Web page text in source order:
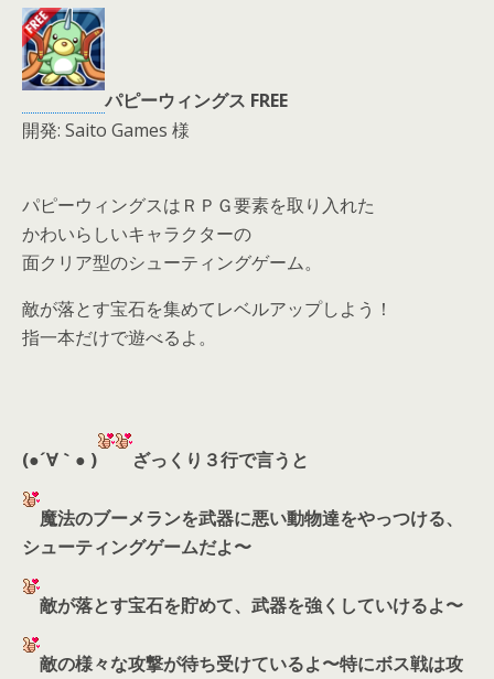
パピーウィングス FREE
開発: Saito Games 様
パピーウィングスはＲＰＧ要素を取り入れた
かわいらしいキャラクターの
面クリア型のシューティングゲーム。
敵が落とす宝石を集めてレベルアップしよう！
指一本だけで遊べるよ。
(●´∀｀● ) ざっくり３行で言うと
魔法のブーメランを武器に悪い動物達をやっつける、
シューティングゲームだよ〜
敵が落とす宝石を貯めて、武器を強くしていけるよ〜
敵の様々な攻撃が待ち受けているよ〜特にボス戦は攻